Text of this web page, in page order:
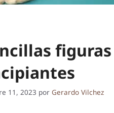
11, 2023 por Gerardo Vilchez